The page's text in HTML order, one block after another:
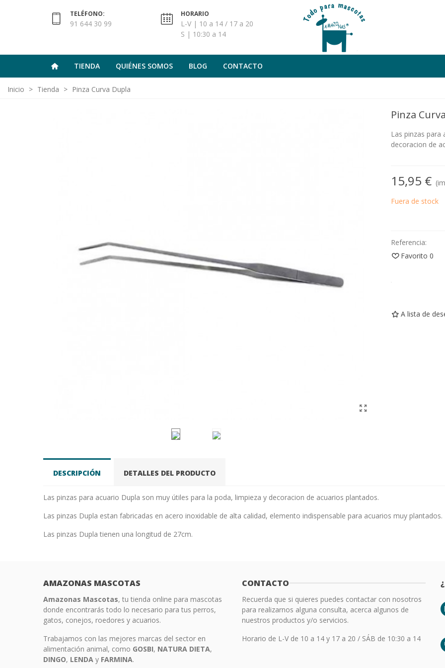
TELÉFONO:
91 644 30 99
HORARIO
L-V | 10 a 14 / 17 a 20
S | 10:30 a 14
TIENDA QUIÉNES SOMOS BLOG CONTACTO
Inicio > Tienda > Pinza Curva Dupla
Pinza
Las pinzas para
decoracion de
15,95 €
Fuera de stock
Referencia:
Favorito 0
A lista de
DESCRIPCIÓN DETALLES DEL PRODUCTO
Las pinzas para acuario Dupla son muy útiles para la poda, limpieza y decoracion de acuarios plantados.
Las pinzas Dupla estan fabricadas en acero inoxidable de alta calidad, elemento indispensable para acuarios muy plantados.
Las pinzas Dupla tienen una longitud de 27cm.
AMAZONAS MASCOTAS
Amazonas Mascotas, tu tienda online para mascotas
donde encontrarás todo lo necesario para tus perros,
gatos, conejos, roedores y acuarios.
Trabajamos con las mejores marcas del sector en
alimentación animal, como GOSBI, NATURA DIETA,
DINGO, LENDA y FARMINA.
CONTACTO
Recuerda que si quieres puedes contactar con nosotros
para realizarnos alguna consulta, acerca algunos de
nuestros productos y/o servicios.
Horario de L-V de 10 a 14 y 17 a 20 / SÁB de 10:30 a 14